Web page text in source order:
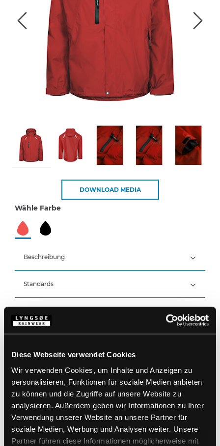
Diese Webseite verwendet Cookies
Wir verwenden Cookies, um Inhalte und Anzeigen zu
personalisieren, Funktionen für soziale Medien anbieten
zu können und die Zugriffe auf unsere Website zu
analysieren. Außerdem geben wir Informationen zu Ihrer
Verwendung unserer Website an unsere Partner für
soziale Medien, Werbung und Analysen weiter. Unsere
Partner führen diese Informationen möglicherweise mit
DOWNLOAD MEDIA
Wähle Farbe
Beschreibung
100% Polyester mit TPU-Membran, 120g/m²
Atmungsaktiv, wind- und wasserdicht mit
versiegelten Nähten
Wasserdicht: ≥8.000 MM
Atmungsaktivität: 5.000g/m2/24h
Standards
elastischem Kordelzug
Druckknopfverschluss
Ärmel mit Klettverschlussregulierung
Elastischer Windfang in den Ärmeln
Elastische Kordelzug am Bund
Eine Brusttasche mit Reißverschluss
Zwei Seitentaschen mit Reißverschluss
Eine Innentasche mit Klettverschluss
Reflektierende Details
Artikelnummer FOX3057-02
EAN: 5708217042848
Waschanleitung
Pflegehinweise
PRODUKTBLATT HERUNTERLADEN